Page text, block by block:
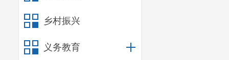
乡村振兴
义务教育